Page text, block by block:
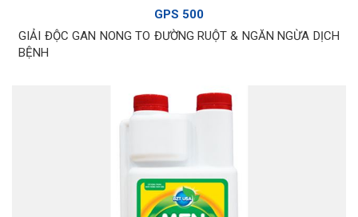
GPS 500
GIẢI ĐỘC GAN NONG TO ĐƯỜNG RUỘT & NGĂN NGỪA DỊCH
BỆNH